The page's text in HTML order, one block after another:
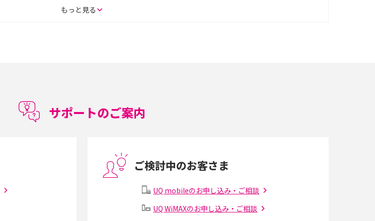
iPhone 16eとiPhone 14を徹底比較！スペッ
ト・デメリットを詳しく紹介
iCloudの使用容量を減らす9つの方法！使用状
の設定方法やおススメを紹介
もっと見る
サポートのご案内
ご検討中のお客さま
UQ mobileのお申し込み・ご相談
UQ WiMAXのお申し込み・ご相談